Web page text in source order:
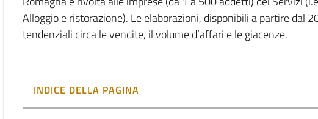
Alloggio e ristorazione). Le elaborazioni, disponibili a partire dal
tendenziali circa le vendite, il volume d’affari e le giacenze.
INDICE DELLA PAGINA